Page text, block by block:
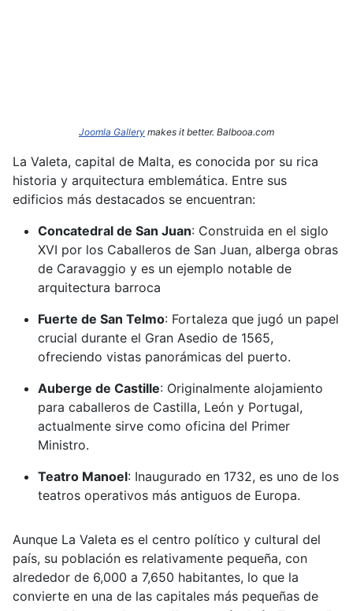
Joomla Gallery makes it better. Balbooa.com
La Valeta, capital de Malta, es conocida por su rica
historia y arquitectura emblemática. Entre sus
edificios más destacados se encuentran:​
Concatedral de San Juan: Construida en el siglo
XVI por los Caballeros de San Juan, alberga obras
de Caravaggio y es un ejemplo notable de
arquitectura barroca
Fuerte de San Telmo: Fortaleza que jugó un papel
crucial durante el Gran Asedio de 1565,
ofreciendo vistas panorámicas del puerto.
Auberge de Castille: Originalmente alojamiento
para caballeros de Castilla, León y Portugal,
actualmente sirve como oficina del Primer
Ministro.
Teatro Manoel: Inaugurado en 1732, es uno de los
teatros operativos más antiguos de Europa.
Aunque La Valeta es el centro político y cultural del
país, su población es relativamente pequeña, con
alrededor de 6,000 a 7,650 habitantes, lo que la
convierte en una de las capitales más pequeñas de